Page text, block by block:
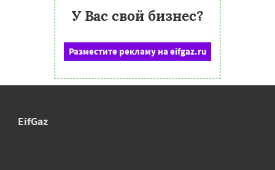
У Вас свой бизнес?
Разместите рекламу на eifgaz.ru
EifGaz